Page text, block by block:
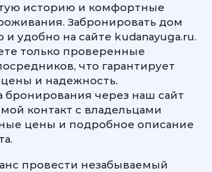
историю и комфортные
Забронировать дом
и удобно на сайте kudanayuga.ru.
только проверенные
что гарантирует
и надежность.
через наш сайт
контакт с владельцами
цены и подробное описание
провести незабываемый